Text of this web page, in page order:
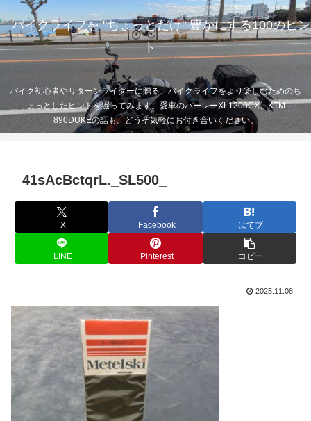
バイクライフを "ちょっとだけ" 豊かにする100のヒン
ト
バイク初心者やリターンライダーに贈る、バイクライフをより楽しむためのち
ょっとしたヒントを綴ってみます。愛車のハーレーXL1200CX、KTM
890DUKEの話も。どうぞ気軽にお付き合いください。
41sAcBctqrL._SL500_
X Facebook はてブ
LINE Pinterest コピー
2025.11.08